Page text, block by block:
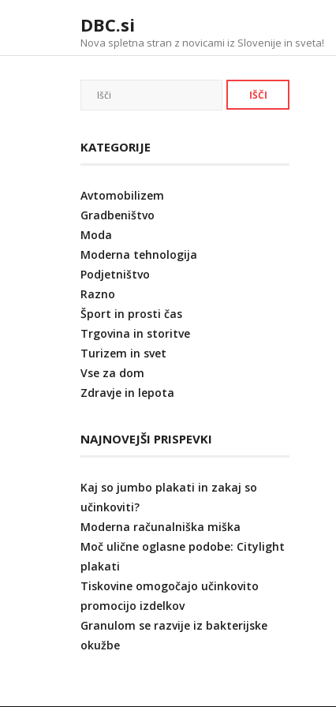
DBC.si
Nova spletna stran z novicami iz Slovenije in sveta!
KATEGORIJE
Avtomobilizem
Gradbeništvo
Moda
Moderna tehnologija
Podjetništvo
Razno
Šport in prosti čas
Trgovina in storitve
Turizem in svet
Vse za dom
Zdravje in lepota
NAJNOVEJŠI PRISPEVKI
Kaj so jumbo plakati in zakaj so
učinkoviti?
Moderna računalniška miška
Moč ulične oglasne podobe: Citylight
plakati
Tiskovine omogočajo učinkovito
promocijo izdelkov
Granulom se razvije iz bakterijske
okužbe